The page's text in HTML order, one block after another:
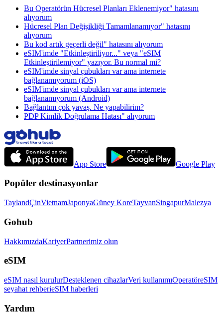
Bu Operatörün Hücresel Planları Eklenemiyor" hatasını
alıyorum
Hücresel Plan Değişikliği Tamamlanamıyor" hatasını
alıyorum
Bu kod artık geçerli değil" hatasını alıyorum
eSIM'imde "Etkinleştiriliyor..." veya "eSIM
Etkinleştirilemiyor" yazıyor. Bu normal mi?
eSIM'imde sinyal çubukları var ama internete
bağlanamıyorum (iOS)
eSIM'imde sinyal çubukları var ama internete
bağlanamıyorum (Android)
Bağlantım çok yavaş. Ne yapabilirim?
PDP Kimlik Doğrulama Hatası" alıyorum
App Store Google Play
Popüler destinasyonlar
TaylandÇinVietnamJaponyaGüney KoreTayvanSingapurMalezya
Gohub
HakkımızdaKariyerPartnerimiz olun
eSIM
eSIM nasıl kurulurDesteklenen cihazlarVeri kullanımıOperatöreSIM
seyahat rehberieSIM haberleri
Yardım